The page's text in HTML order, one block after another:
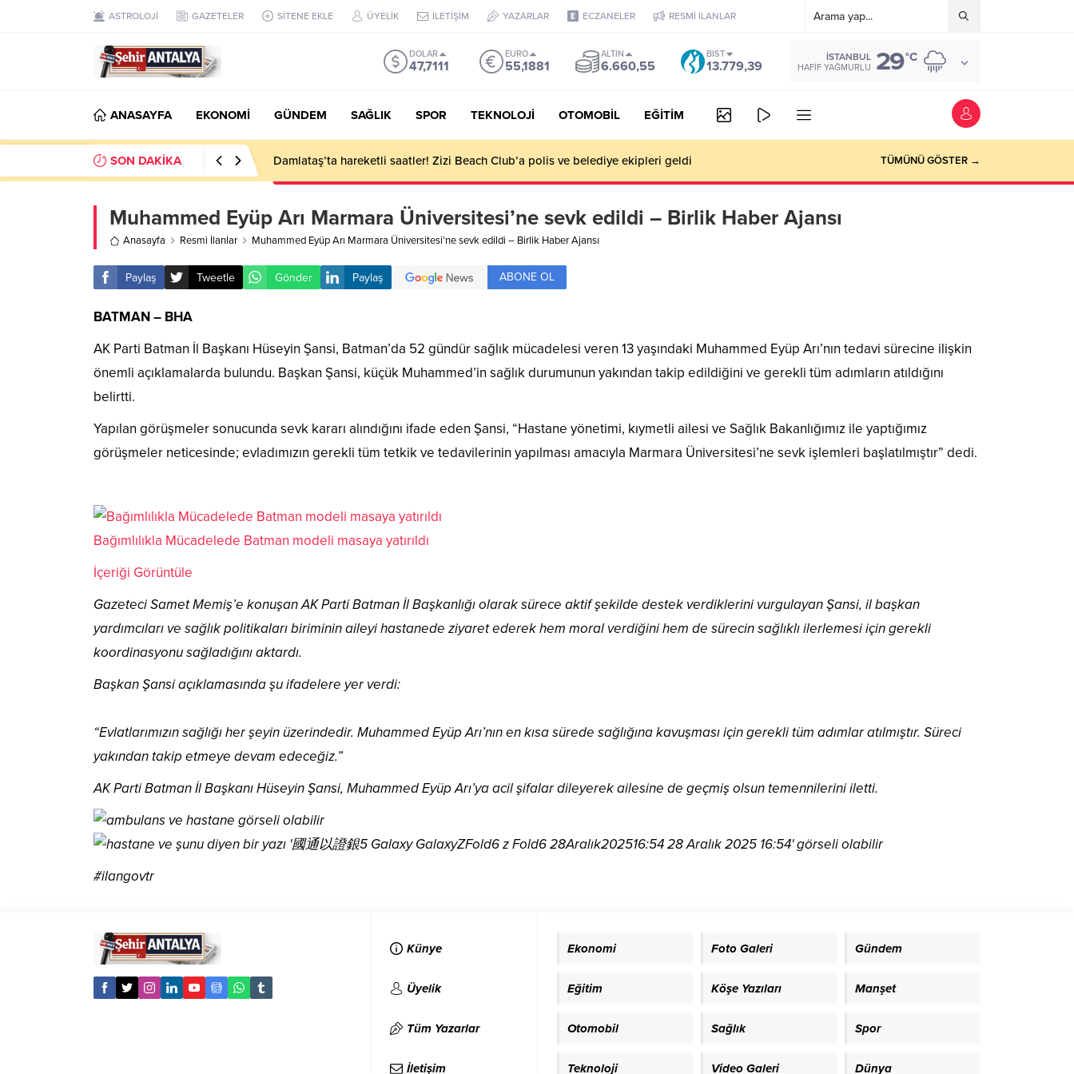
ASTROLOJİ GAZETELER SİTENE EKLE ÜYELİK İLETİŞİM YAZARLAR ECZANELER RESMİ İLANLAR
DOLAR
47,7111
EURO
55,1881
ALTIN
6.660,55
BIST
13.779,39
İSTANBUL
HAFIF YAĞMURLU 29°C
ANASAYFA EKONOMİ GÜNDEM SAĞLIK SPOR TEKNOLOJİ OTOMOBİL EĞİTİM
SON DAKİKA Damlataş’ta hareketli saatler! Zizi Beach Club’a polis ve belediye ekipleri geldi TÜMÜNÜ GÖSTER →
Muhammed Eyüp Arı Marmara Üniversitesi’ne sevk edildi – Birlik Haber Ajansı
Anasayfa Resmi İlanlar Muhammed Eyüp Arı Marmara Üniversitesi’ne sevk edildi – Birlik Haber Ajansı
Paylaş Tweetle Gönder Paylaş ABONE OL
BATMAN – BHA
AK Parti Batman İl Başkanı Hüseyin Şansi, Batman’da 52 gündür sağlık mücadelesi veren 13 yaşındaki Muhammed Eyüp Arı’nın tedavi sürecine ilişkin
önemli açıklamalarda bulundu. Başkan Şansi, küçük Muhammed’in sağlık durumunun yakından takip edildiğini ve gerekli tüm adımların atıldığını
belirtti.
Yapılan görüşmeler sonucunda sevk kararı alındığını ifade eden Şansi, “Hastane yönetimi, kıymetli ailesi ve Sağlık Bakanlığımız ile yaptığımız
görüşmeler neticesinde; evladımızın gerekli tüm tetkik ve tedavilerinin yapılması amacıyla Marmara Üniversitesi’ne sevk işlemleri başlatılmıştır” dedi.
Bağımlılıkla Mücadelede Batman modeli masaya yatırıldı
İçeriği Görüntüle
Gazeteci Samet Memiş’e konuşan AK Parti Batman İl Başkanlığı olarak sürece aktif şekilde destek verdiklerini vurgulayan Şansi, il başkan
yardımcıları ve sağlık politikaları biriminin aileyi hastanede ziyaret ederek hem moral verdiğini hem de sürecin sağlıklı ilerlemesi için gerekli
koordinasyonu sağladığını aktardı.
Başkan Şansi açıklamasında şu ifadelere yer verdi:
“Evlatlarımızın sağlığı her şeyin üzerindedir. Muhammed Eyüp Arı’nın en kısa sürede sağlığına kavuşması için gerekli tüm adımlar atılmıştır. Süreci
yakından takip etmeye devam edeceğiz.”
AK Parti Batman İl Başkanı Hüseyin Şansi, Muhammed Eyüp Arı’ya acil şifalar dileyerek ailesine de geçmiş olsun temennilerini iletti.
#ilangovtr
Künye
Üyelik
Tüm Yazarlar
İletişim
Ekonomi Foto Galeri Gündem
Eğitim Köşe Yazıları Manşet
Otomobil Sağlık Spor
Teknoloji Video Galeri Dünya